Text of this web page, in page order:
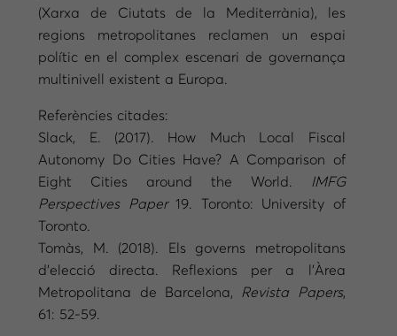
(Xarxa de Ciutats de la Mediterrània), les
regions metropolitanes reclamen un espai
polític en el complex escenari de governança
multinivell existent a Europa.
Referències citades:
Slack, E. (2017). How Much Local Fiscal
Autonomy Do Cities Have? A Comparison of
Eight Cities around the World. IMFG
Perspectives Paper19. Toronto: University of
Toronto.
Tomàs, M. (2018). Els governs metropolitans
d’elecció directa. Reflexions per a l’Àrea
Metropolitana de Barcelona, Revista Papers,
61: 52-59.